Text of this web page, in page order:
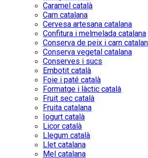
Caramel català
Carn catalana
Cervesa artesana catalana
Confitura i melmelada catalana
Conserva de peix i carn
Conserva vegetal catalana
Conserves i sucs
Embotit català
Foie i paté català
Formatge i làctic català
Fruit sec català
Fruita catalana
Iogurt català
Licor català
Llegum català
Llet catalana
Mel catalana